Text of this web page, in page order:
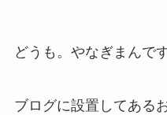
どうも。やなぎまんです
ブログに設置してある